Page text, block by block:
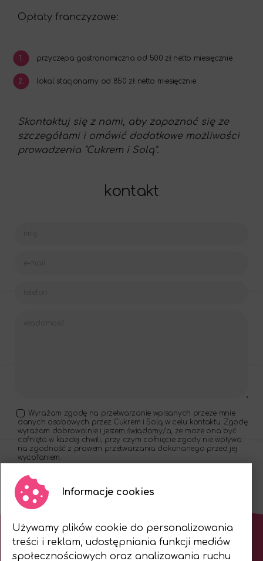
Opłaty franczyzowe:
1. przyczepa gastronomiczna od 500 zł netto miesięcznie
2. lokal stacjonarny od 850 zł netto miesięcznie
Skontaktuj się z nami, aby zapoznać się ze
szczegółami i omówić dodatkowe możliwości
prowadzenia "Cukrem i Solą".
Informacje cookies
Używamy plików cookie do personalizowania
treści i reklam, udostępniania funkcji mediów
społecznościowych oraz analizowania ruchu
kontakt
Wyrażam zgodę na przetwarzanie wpisanych przeze mnie
danych osobowych przez Cukrem i Solą w celu kontaktu. Zgodę
wyrażam dobrowolnie i jestem świadomy/a, że może ona być
cofnięta w każdej chwili, przy czym cofnięcie zgody nie wpływa
na zgodność z prawem przetwarzania dokonanego przed jej
wycofaniem.